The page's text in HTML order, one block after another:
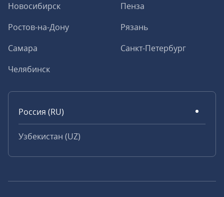
Новосибирск
Пенза
Ростов-на-Дону
Рязань
Самара
Санкт-Петербург
Челябинск
Россия (RU)
Узбекистан (UZ)